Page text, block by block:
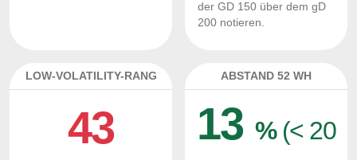
der GD 150 über dem gD
200 notieren.
LOW-VOLATILITY-RANG
43
ABSTAND 52 WH
13% (< 20